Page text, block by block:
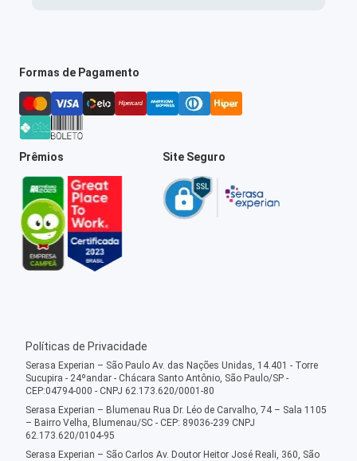
Formas de Pagamento
Prêmios Site Seguro
Políticas de Privacidade
Serasa Experian – São Paulo Av. das Nações Unidas, 14.401 - Torre
Sucupira - 24ºandar - Chácara Santo Antônio, São Paulo/SP -
CEP:04794-000 - CNPJ 62.173.620/0001-80
Serasa Experian – Blumenau Rua Dr. Léo de Carvalho, 74 – Sala 1105
– Bairro Velha, Blumenau/SC - CEP: 89036-239 CNPJ
62.173.620/0104-95
Serasa Experian – São Carlos Av. Doutor Heitor José Reali, 360, São